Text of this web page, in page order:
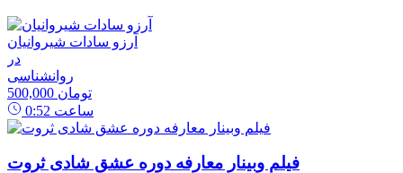
آرزو سادات شیروانیان
در
روانشناسی
500,000 تومان
0:52 ساعت
فیلم وبینار معارفه دوره عشق شادی ثروت